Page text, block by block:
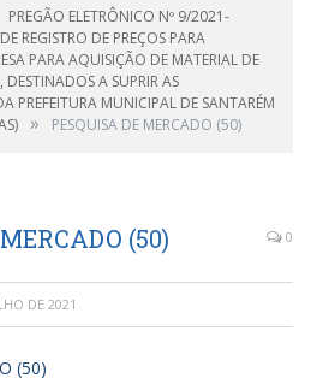
PREGÃO ELETRÔNICO Nº 9/2021-
REGISTRO DE PREÇOS PARA
PARA AQUISIÇÃO DE MATERIAL DE
A SUPRIR AS
PREFEITURA MUNICIPAL DE SANTARÉM
» PESQUISA DE MERCADO (50)
(50) 0
DE 2021
(50)